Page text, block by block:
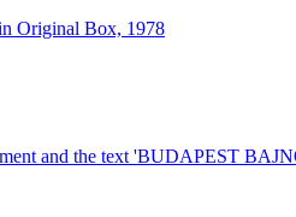
Original Box, 1978